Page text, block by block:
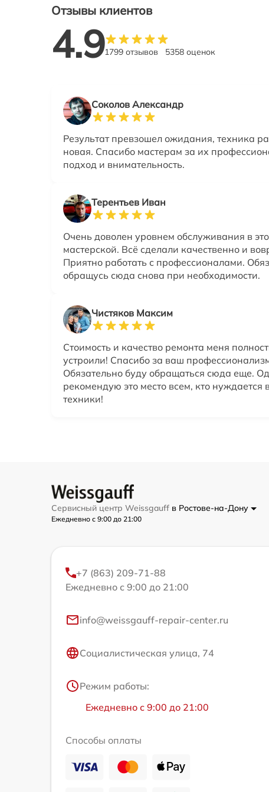
Отзывы клиентов
4.91799 отзывов 5358 оценок
Соколов Александр
Результат превзошел ожидания, техника
новая. Спасибо мастерам за их
подход и внимательность.
Терентьев Иван
Очень доволен уровнем обслуживания в
мастерской. Всё сделали качественно и
Приятно работать с профессионалами.
обращусь сюда снова при необходимости.
Чистяков Максим
Стоимость и качество ремонта меня
устроили! Спасибо за ваш
Обязательно буду обращаться сюда еще.
рекомендую это место всем, кто нуждается
техники!
Сервисный центр Weissgauff в Ростове-на-Дону
Ежедневно с 9:00 до 21:00
+7 (863) 209-71-88
Ежедневно с 9:00 до 21:00
info@weissgauff-repair-center.ru
Социалистическая улица, 74
Режим работы:
Ежедневно с 9:00 до 21:00
Способы оплаты